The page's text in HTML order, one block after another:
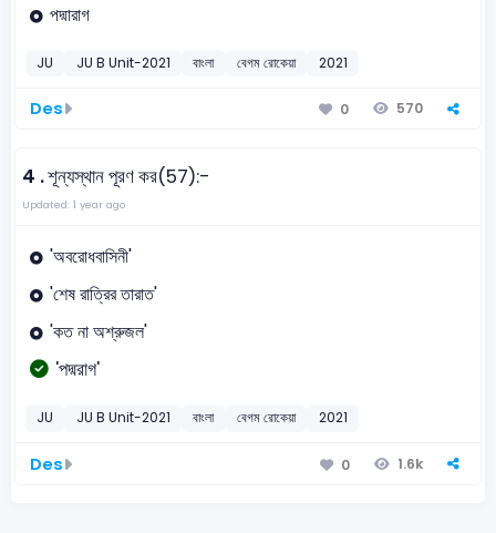
পদ্মারাগ
JU JU B Unit-2021 বাংলা বেগম রোকেয়া 2021
Des 0 570
4 .শূন্যস্থান পূরণ কর(57):-
Updated: 1 year ago
'অবরোধবাসিনী'
'শেষ রাত্রির তারাত'
'কত না অশ্রুজল'
'পদ্মরাগ'
JU JU B Unit-2021 বাংলা বেগম রোকেয়া 2021
Des 0 1.6k